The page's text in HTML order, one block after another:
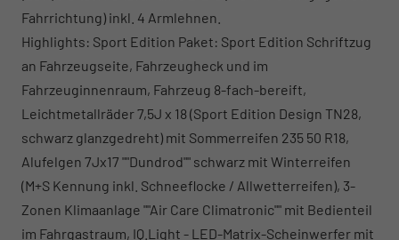
Fahrrichtung) inkl. 4 Armlehnen.
Highlights: Sport Edition Paket: Sport Edition Schriftzug
an Fahrzeugseite, Fahrzeugheck und im
Fahrzeuginnenraum, Fahrzeug 8-fach-bereift,
Leichtmetallräder 7,5J x 18 (Sport Edition Design TN28,
schwarz glanzgedreht) mit Sommerreifen 235 50 R18,
Alufelgen 7Jx17 ""Dundrod"" schwarz mit Winterreifen
(M+S Kennung inkl. Schneeflocke / Allwetterreifen), 3-
Zonen Klimaanlage ""Air Care Climatronic"" mit Bedienteil
im Fahrgastraum, IQ.Light - LED-Matrix-Scheinwerfer mit